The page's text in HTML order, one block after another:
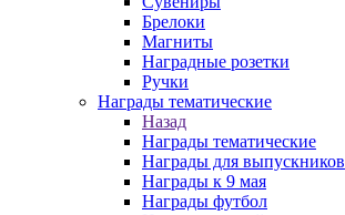
Брелоки
Магниты
Наградные розетки
Ручки
Награды тематические
Назад
Награды тематические
Награды для выпускников
Награды к 9 мая
Награды футбол